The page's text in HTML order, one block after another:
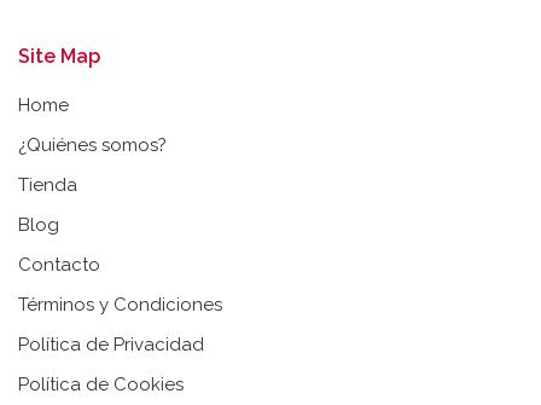
Site Map
Home
¿Quiénes somos?
Tienda
Blog
Contacto
Términos y Condiciones
Política de Privacidad
Política de Cookies